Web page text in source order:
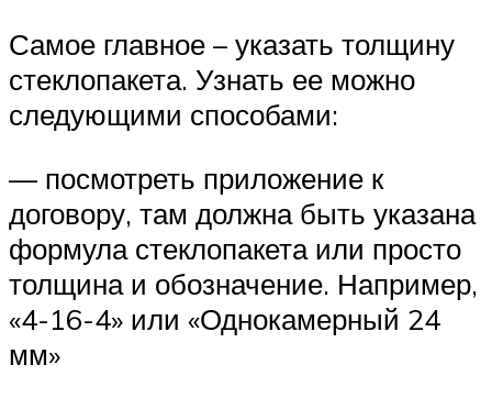
Самое главное – указать толщину
стеклопакета. Узнать ее можно
следующими способами:
— посмотреть приложение к
договору, там должна быть указана
формула стеклопакета или просто
толщина и обозначение. Например,
«4-16-4» или «Однокамерный 24
мм»